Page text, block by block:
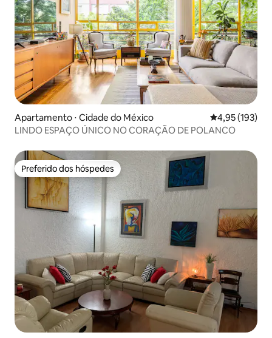
Apartamento ⋅ Cidade do México 4,95 de uma
4,95 (193)
LINDO ESPAÇO ÚNICO NO CORAÇÃO DE POLANCO
Preferido dos hóspedes
Preferido dos hóspedes